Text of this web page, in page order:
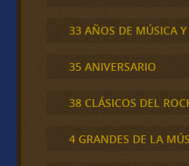
33 AÑOS DE MÚSICA
35 ANIVERSARIO
38 CLÁSICOS DEL
4 GRANDES DE LA